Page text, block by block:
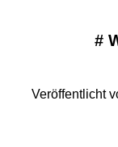
#
Veröffentlicht